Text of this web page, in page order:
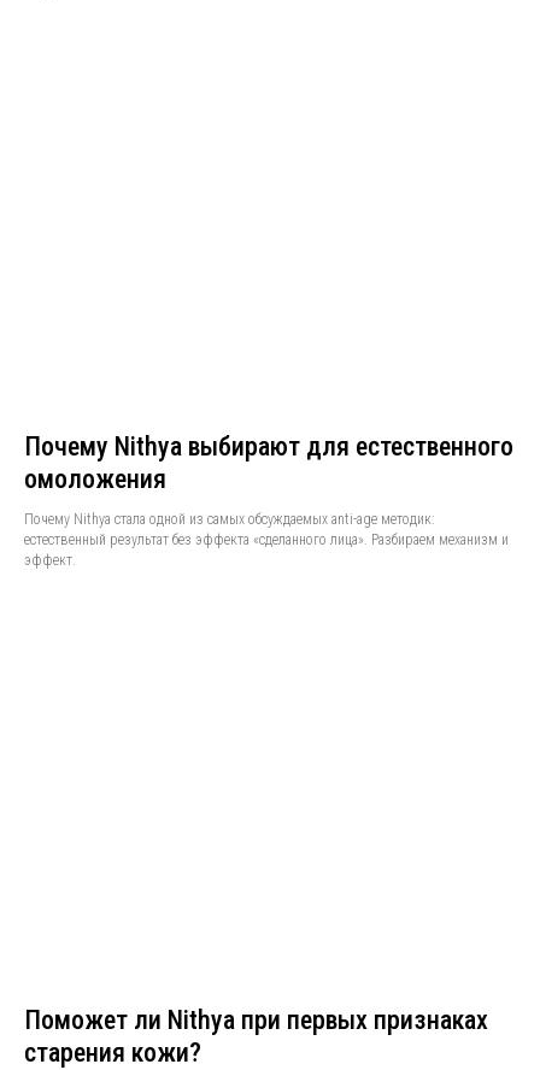
Почему Nithya выбирают для естественного
омоложения
Почему Nithya стала одной из самых обсуждаемых anti-age методик:
естественный результат без эффекта «сделанного лица». Разбираем механизм и
эффект.
Поможет ли Nithya при первых признаках
старения кожи?